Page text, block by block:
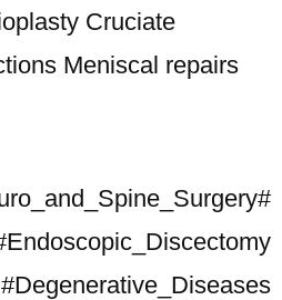
Cruciate
Meniscal repairs
#Degenerative_Diseases